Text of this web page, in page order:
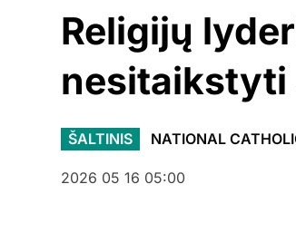
Religijų
nesitaikstyti
ŠALTINIS NATIONAL
2026 05 16 05:00